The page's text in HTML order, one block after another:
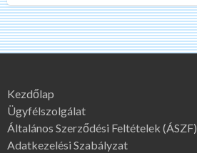
Kezdőlap
Ügyfélszolgálat
Általános Szerződési Feltételek (ÁSZF)
Adatkezelési Szabályzat